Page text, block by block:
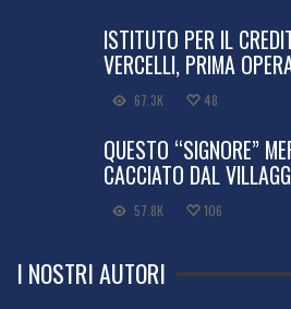
ISTITUTO PER IL
VERCELLI, PRIMA
67.3K 48
QUESTO “SIGNORE”
CACCIATO DAL
57.8K 106
I NOSTRI AUTORI